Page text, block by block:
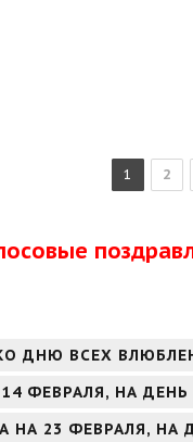
1 2
ДНЮ ВСЕХ
ФЕВРАЛЯ, НА
НА 23 ФЕВРАЛЯ, НА